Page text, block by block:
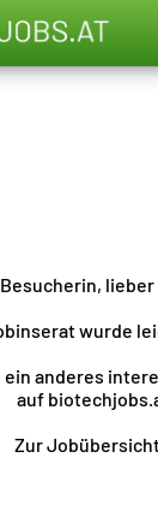
lieber
wurde
anderes
auf
Zur